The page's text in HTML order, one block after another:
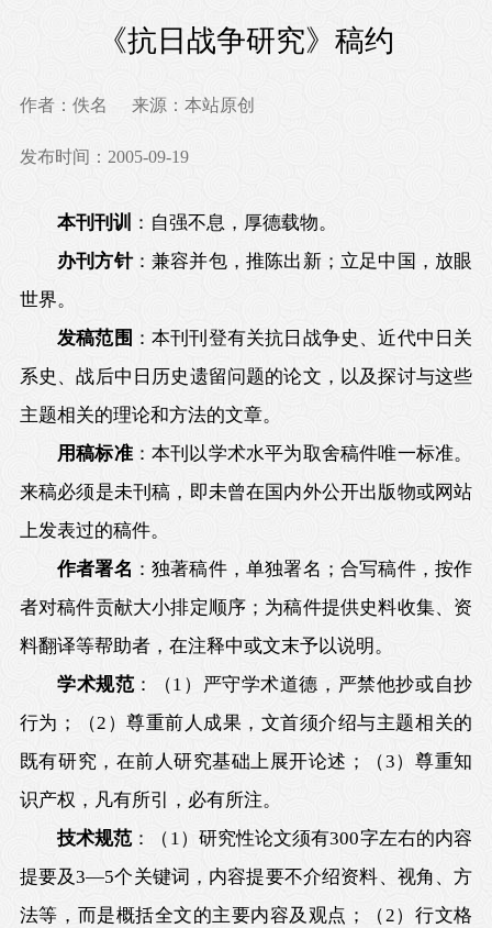
《抗日战争研究》稿约
作者：佚名 来源：本站原创
发布时间：2005-09-19
本刊刊训 ：自强不息，厚德载物。
办刊方针：兼容并包，推陈出新；立足中国，放眼
世界。
发稿范围 ：本刊刊登有关抗日战争史、近代中日关
系史、战后中日历史遗留问题的论文，以及探讨与这些
主题相关的理论和方法的文章。
用稿标准：本刊以学术水平为取舍稿件唯一标准。
来稿必须是未刊稿，即未曾在国内外公开出版物或网站
上发表过的稿件。
作者署名 ：独著稿件，单独署名；合写稿件，按作
者对稿件贡献大小排定顺序；为稿件提供史料收集、资
料翻译等帮助者，在注释中或文末予以说明。
学术规范：（1）严守学术道德，严禁他抄或自抄
行为；（2）尊重前人成果，文首须介绍与主题相关的
既有研究，在前人研究基础上展开论述；（3）尊重知
识产权，凡有所引，必有所注。
技术规范：（1）研究性论文须有300字左右的内容
提要及3—5个关键词，内容提要不介绍资料、视角、方
法等，而是概括全文的主要内容及观点；（2）行文格